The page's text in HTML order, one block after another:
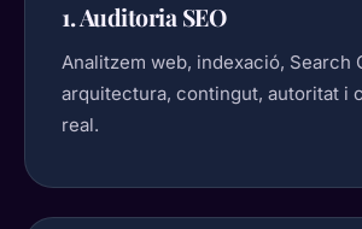
1. Auditoria SEO
Analitzem web, indexació, Search
arquitectura, contingut, autoritat i
real.